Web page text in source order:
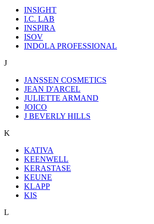
INSIGHT
I.C. LAB
INSPIRA
ISOV
INDOLA PROFESSIONAL
J
JANSSEN COSMETICS
JEAN D'ARCEL
JULIETTE ARMAND
JOICO
J BEVERLY HILLS
K
KATIVA
KEENWELL
KERASTASE
KEUNE
KLAPP
KIS
L